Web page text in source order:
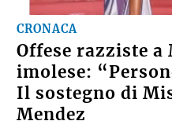
CRONACA
Offese razziste
imolese:
Il sostegno di
Mendez